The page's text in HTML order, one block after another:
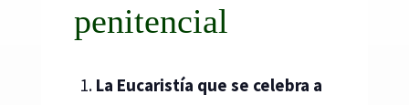
penitencial
La Eucaristía que se celebra a